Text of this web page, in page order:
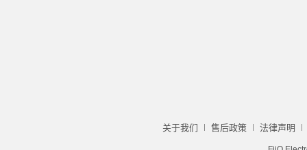
关于我们 售后政策 法律声明